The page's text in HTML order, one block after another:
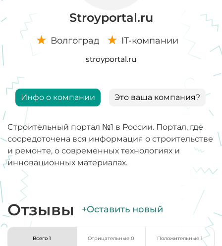
Stroyportal.ru
Волгоград IT-компании
stroyportal.ru
Инфо о компании Это ваша компания?
Cтроительный портал №1 в России. Портал, где
сосредоточена вся информация о строительстве
и ремонте, о современных технологиях и
инновационных материалах.
Отзывы +Оставить новый
Всего 1 Отрицательные 0 Положительные 1